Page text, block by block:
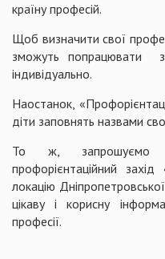
країну професій.
Щоб визначити свої
зможуть попрацювати з
індивідуально.
Наостанок,
діти заповнять назвами
То ж, запрошуємо
профорієнтаційний
локацію
цікаву і корисну
професії.